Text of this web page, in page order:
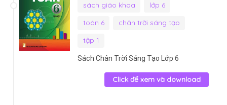
sách giáo khoa
lớp 6
toán 6
chân trời sáng tạo
tập 1
Sách Chân Trời Sáng Tạo Lớp 6
Click để xem và download